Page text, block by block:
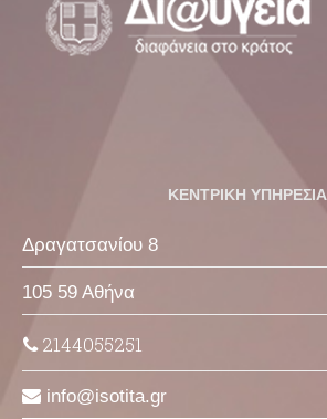
ΚΕΝΤΡΙΚΗ ΥΠΗΡΕΣΙΑ
Δραγατσανίου 8
105 59 Αθήνα
2144055251
info isotita gr